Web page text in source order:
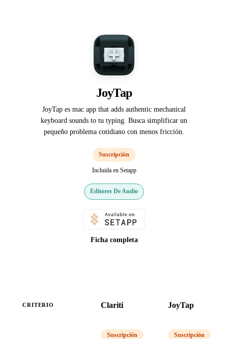
JoyTap
JoyTap es mac app that adds authentic mechanical
keyboard sounds to tu typing. Busca simplificar un
pequeño problema cotidiano con menos fricción.
Suscripción
Incluida en Setapp
Editores De Audio
Ficha completa
CRITERIO Clariti JoyTap
Suscripción
Suscripción